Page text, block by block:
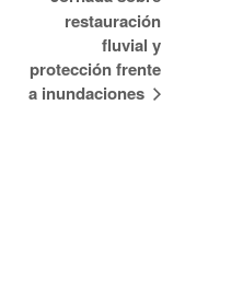
restauración
fluvial y
protección frente
a inundaciones